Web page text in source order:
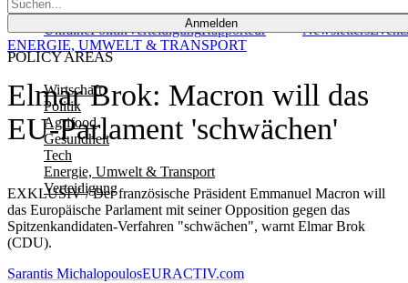
Anmelden
POLICY AREAS
Wirtschaft
Politik
Agrifood
Gesundheit
Tech
Energie, Umwelt & Transport
Verteidigung
UkrainePolitikVerteidigungRapporteur NewslettersEvents
Elmar Brok: Macron will das
EU-Parlament 'schwächen'
EXKLUSIV / Der französische Präsident Emmanuel Macron will
das Europäische Parlament mit seiner Opposition gegen das
Spitzenkandidaten-Verfahren "schwächen", warnt Elmar Brok
(CDU).
ENERGIE, UMWELT & TRANSPORT
Sarantis MichalopoulosEURACTIV.com